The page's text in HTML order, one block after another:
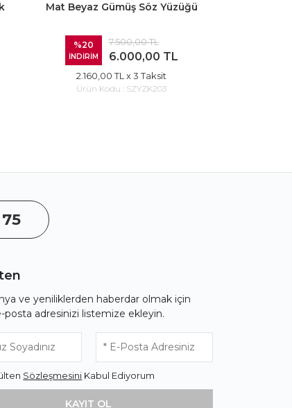
Mat Beyaz Gümüş Söz Yüzüğü
%20
İNDİRİM
7.500,00 TL
6.000,00 TL
2.160,00 TL x 3 Taksit
Ürün Kodu : SZYZK203
ve yeniliklerden haberdar olmak için
posta adresinizi listemize ekleyin.
Sözleşmesini Kabul Ediyorum